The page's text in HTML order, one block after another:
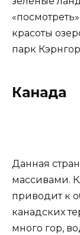
красоты
парк
Канада
Данная
массивами.
приводит к
канадских
много гор,